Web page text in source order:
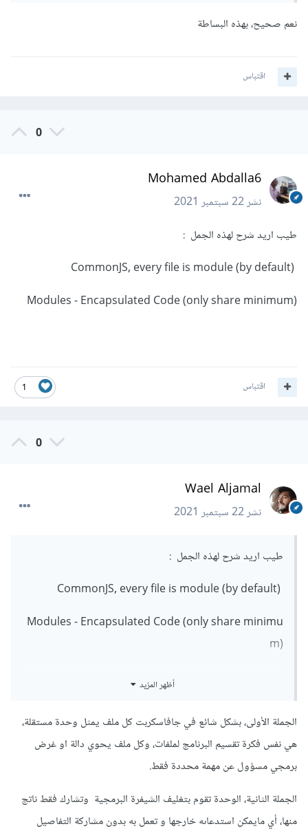
نعم صحيح، بهذه البساطة
اقتباس
0
Mohamed Abdalla6
نشر22 سبتمبر 2021
طيب اريد شرح لهذه الجمل :
Modules - Encapsulated Code (only share minimum)
1 اقتباس
0
Wael Aljamal
نشر22 سبتمبر 2021
طيب اريد شرح لهذه الجمل :
Modules - Encapsulated Code (only share minimu
m)
أظهر المزيد
الجملة الأولى، بشكل شائع في جافاسكربت كل ملف يمثل وحدة مستقلة،
هي نفس فكرة تقسيم البرنامج لملفات، وكل ملف يحوي دالة او غرض
برمجي مسؤول عن مهمة محددة فقط.
الجملة الثانية، الوحدة تقوم بتغليف الشيفرة البرمجية وتشارك فقط ناتج
منها، أي مايمكن استدعاىه خارجها و تعمل به بدون مشاركة التفاصيل